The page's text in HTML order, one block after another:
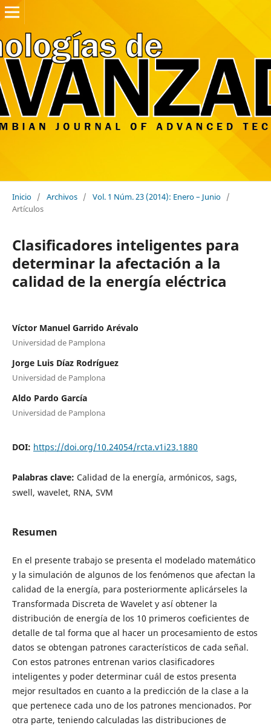
Inicio / Archivos / Vol. 1 Núm. 23 (2014): Enero – Junio /
Artículos
Clasificadores inteligentes para
determinar la afectación a la
calidad de la energía eléctrica
Víctor Manuel Garrido Arévalo
Universidad de Pamplona
Jorge Luis Díaz Rodríguez
Universidad de Pamplona
Aldo Pardo García
Universidad de Pamplona
DOI: https://doi.org/10.24054/rcta.v1i23.1880
Palabras clave: Calidad de la energía, armónicos, sags,
swell, wavelet, RNA, SVM
Resumen
En el presente trabajo se presenta el modelado matemático
y la simulación de algunos de los fenómenos que afectan la
calidad de la energía, para posteriormente aplicárseles la
Transformada Discreta de Wavelet y así obtener la
distribución de energía de los 10 primeros coeficientes de
detalle de tal forma que al hacer un procesamiento de estos
datos se obtengan patrones característicos de cada señal.
Con estos patrones entrenan varios clasificadores
inteligentes y poder determinar cuál de estos presenta
mejor resultados en cuanto a la predicción de la clase a la
que pertenece cada uno de los patrones mencionados. Por
otra parte, teniendo calculadas las distribuciones de